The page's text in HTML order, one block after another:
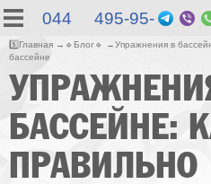
044 495-95-
5️⃣Главная 🔹 Блог🔹
Упражнения в
бассейне
БАССЕЙНЕ:
ПРАВИЛЬНО